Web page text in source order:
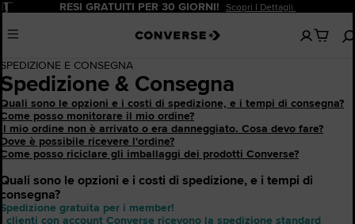
Pause RESI GRATUITI PER 30 GIORNI! Scopri I Dettagli.
Menu
Nessun
articoli
SPEDIZIONE E CONSEGNA
Spedizione & Consegna
Quali sono le opzioni e i costi di spedizione, e i tempi di consegna?
Come posso monitorare il mio ordine?
Il mio ordine non è arrivato o era danneggiato. Cosa devo fare?
Dove è possibile ricevere l'ordine?
Come posso riciclare gli imballaggi dei prodotti Converse?
Quali sono le opzioni e i costi di spedizione, e i tempi di
consegna?
Spedizione gratuita per i member!
I clienti con account Converse ricevono la spedizione standard